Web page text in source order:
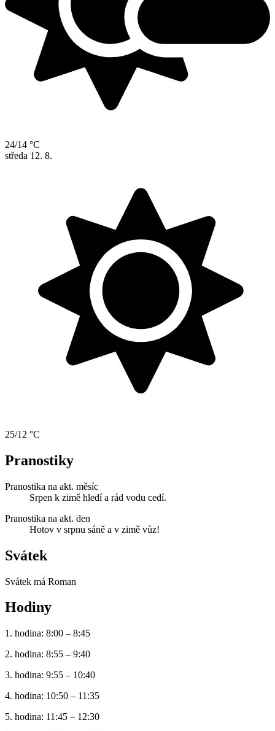
24/14 °C
středa 12. 8.
25/12 °C
Pranostiky
Pranostika na akt. měsíc
Srpen k zimě hledí a rád vodu cedí.
Pranostika na akt. den
Hotov v srpnu sáně a v zimě vůz!
Svátek
Svátek má Roman
Hodiny
1. hodina: 8:00 – 8:45
2. hodina: 8:55 – 9:40
3. hodina: 9:55 – 10:40
4. hodina: 10:50 – 11:35
5. hodina: 11:45 – 12:30